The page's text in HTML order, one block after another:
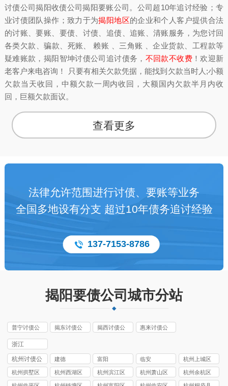
讨债公司揭阳收债公司揭阳要账公司。公司超10年追讨经验；专
业讨债团队操作；致力于为揭阳地区的企业和个人客户提供合法
的讨账、要账、要债、讨债、追债、追账、清账服务，为您讨回
各类欠款、骗款、死账、 赖账 、三角账 、企业货款、工程款等
疑难账款，揭阳智坤讨债公司追讨债务， 不回款不收费！欢迎新
老客户来电咨询！ 只要有相关欠款凭据，能找到欠款当时人;小额
欠款当天收回，中额欠款一周内收回，大额国内欠款半月内收
回，巨额欠款面议。
查看更多
法律允许范围进行讨债、要账等业务
全国多地设有分支 超过10年债务追讨经验
137-7153-8786
揭阳要债公司城市分站
普宁讨债公
司
揭东讨债公
揭西讨债公
惠来讨债公
浙江
杭州讨债公
司
建德 富阳 临安
杭州上城区
讨债公司
杭州拱墅区
讨债公司
杭州西湖区
讨债公司
杭州滨江区
讨债公司
杭州萧山区
讨债公司
杭州余杭区
讨债公司